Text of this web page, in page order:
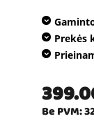
Prekės
Be PVM: